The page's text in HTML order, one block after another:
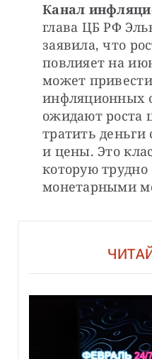
Канал
глава ЦБ РФ
заявила, что
повлияет на
может
инфляционных
ожидают роста
тратить деньги
и цены. Это
которую трудно
монетарными